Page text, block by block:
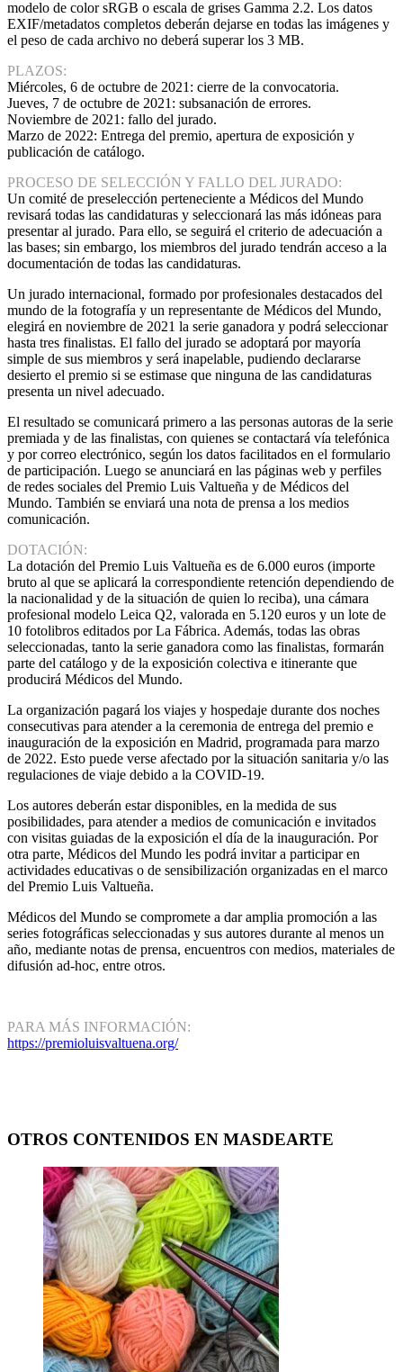
modelo de color sRGB o escala de grises Gamma 2.2. Los datos
EXIF/metadatos completos deberán dejarse en todas las imágenes y
el peso de cada archivo no deberá superar los 3 MB.
PLAZOS:
Miércoles, 6 de octubre de 2021: cierre de la convocatoria.
Jueves, 7 de octubre de 2021: subsanación de errores.
Noviembre de 2021: fallo del jurado.
Marzo de 2022: Entrega del premio, apertura de exposición y
publicación de catálogo.
PROCESO DE SELECCIÓN Y FALLO DEL JURADO:
Un comité de preselección perteneciente a Médicos del Mundo
revisará todas las candidaturas y seleccionará las más idóneas para
presentar al jurado. Para ello, se seguirá el criterio de adecuación a
las bases; sin embargo, los miembros del jurado tendrán acceso a la
documentación de todas las candidaturas.
Un jurado internacional, formado por profesionales destacados del
mundo de la fotografía y un representante de Médicos del Mundo,
elegirá en noviembre de 2021 la serie ganadora y podrá seleccionar
hasta tres finalistas. El fallo del jurado se adoptará por mayoría
simple de sus miembros y será inapelable, pudiendo declararse
desierto el premio si se estimase que ninguna de las candidaturas
presenta un nivel adecuado.
El resultado se comunicará primero a las personas autoras de la serie
premiada y de las finalistas, con quienes se contactará vía telefónica
y por correo electrónico, según los datos facilitados en el formulario
de participación. Luego se anunciará en las páginas web y perfiles
de redes sociales del Premio Luis Valtueña y de Médicos del
Mundo. También se enviará una nota de prensa a los medios
comunicación.
DOTACIÓN:
La dotación del Premio Luis Valtueña es de 6.000 euros (importe
bruto al que se aplicará la correspondiente retención dependiendo de
la nacionalidad y de la situación de quien lo reciba), una cámara
profesional modelo Leica Q2, valorada en 5.120 euros y un lote de
10 fotolibros editados por La Fábrica. Además, todas las obras
seleccionadas, tanto la serie ganadora como las finalistas, formarán
parte del catálogo y de la exposición colectiva e itinerante que
producirá Médicos del Mundo.
La organización pagará los viajes y hospedaje durante dos noches
consecutivas para atender a la ceremonia de entrega del premio e
inauguración de la exposición en Madrid, programada para marzo
de 2022. Esto puede verse afectado por la situación sanitaria y/o las
regulaciones de viaje debido a la COVID-19.
Los autores deberán estar disponibles, en la medida de sus
posibilidades, para atender a medios de comunicación e invitados
con visitas guiadas de la exposición el día de la inauguración. Por
otra parte, Médicos del Mundo les podrá invitar a participar en
actividades educativas o de sensibilización organizadas en el marco
del Premio Luis Valtueña.
Médicos del Mundo se compromete a dar amplia promoción a las
series fotográficas seleccionadas y sus autores durante al menos un
año, mediante notas de prensa, encuentros con medios, materiales de
difusión ad-hoc, entre otros.
PARA MÁS INFORMACIÓN:
https://premioluisvaltuena.org/
OTROS CONTENIDOS EN MASDEARTE